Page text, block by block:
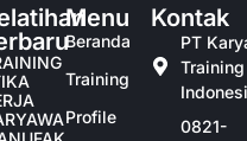
Menu
Beranda
Training
Profile
Kontak
PT
Training
0821-